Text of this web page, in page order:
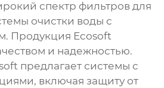
спектр фильтров для
очистки воды с
. Продукция Ecosoft
и надежностью.
предлагает системы с
включая защиту от